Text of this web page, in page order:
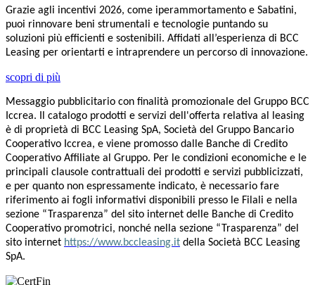
Grazie agli incentivi 2026, come iperammortamento e Sabatini,
puoi rinnovare beni strumentali e tecnologie puntando su
soluzioni più efficienti e sostenibili. Affidati all’esperienza di BCC
Leasing per orientarti e intraprendere un percorso di innovazione.
scopri di più
Messaggio pubblicitario con finalità promozionale del Gruppo BCC
Iccrea. Il catalogo prodotti e servizi dell'offerta relativa al leasing
è di proprietà di BCC Leasing SpA, Società del Gruppo Bancario
Cooperativo Iccrea, e viene promosso dalle Banche di Credito
Cooperativo Affiliate al Gruppo. Per le condizioni economiche e le
principali clausole contrattuali dei prodotti e servizi pubblicizzati,
e per quanto non espressamente indicato, è necessario fare
riferimento ai fogli informativi disponibili presso le Filali e nella
sezione “Trasparenza” del sito internet delle Banche di Credito
Cooperativo promotrici, nonché nella sezione “Trasparenza” del
sito internet https://www.bccleasing.it della Società BCC Leasing
SpA.